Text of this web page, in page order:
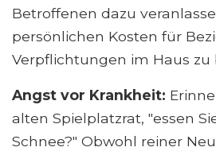
Betroffenen dazu
persönlichen Kosten für
Verpflichtungen im Haus zu
Angst vor Krankheit:
alten Spielplatzrat, "essen
Schnee?" Obwohl reiner